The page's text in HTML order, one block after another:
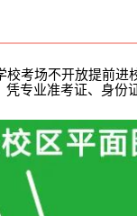
考场不开放提前进
专业准考证、身份